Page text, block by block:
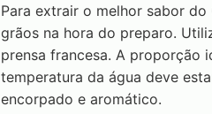
Para extrair o melhor sabor
grãos na hora do preparo.
prensa francesa. A proporção
temperatura da água deve
encorpado e aromático.